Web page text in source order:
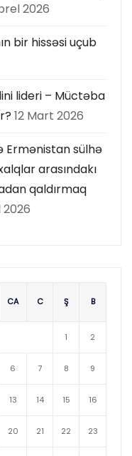
2026
bir hissəsi uçub
lideri – Müctəba
12 Mart 2026
Ermənistan sülhə
arasındakı
qaldırmaq
2026
CA C Ş B
1 2
6 7 8 9
13 14 15 16
20 21 22 23